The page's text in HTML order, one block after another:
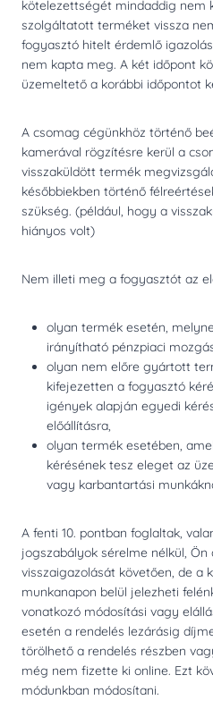
kötelezettségét mindaddig nem
szolgáltatott terméket vissza
fogyasztó hitelt érdemlő
nem kapta meg. A két időpont
üzemeltető a korábbi időpontot
A csomag cégünkhöz történő
kamerával rögzítésre kerül a
visszaküldött termék
későbbiekben történő
szükség. (például, hogy a
hiányos volt)
Nem illeti meg a fogyasztót az
olyan termék esetén,
irányítható pénzpiaci
olyan nem előre gyártott
kifejezetten a fogyasztó
igények alapján egyedi
előállításra,
olyan termék esetében,
kérésének tesz eleget az
vagy karbantartási
A fenti 10. pontban foglaltak,
jogszabályok sérelme nélkül, Ön
visszaigazolását követően, de a
munkanapon belül jelezheti
vonatkozó módosítási vagy
esetén a rendelés lezárásig
törölhető a rendelés részben
még nem fizette ki online. Ezt
módunkban módosítani.